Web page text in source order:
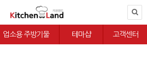
업소용 주방기물 테마샵 고객센터